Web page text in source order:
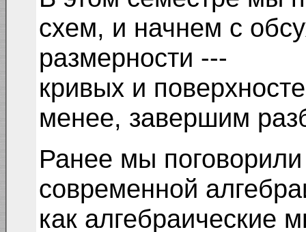
схем, и начнем с
размерности ---
кривых и
менее, завершим
Ранее мы
современной
как алгебраические